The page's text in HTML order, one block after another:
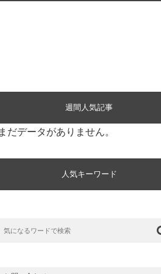
週間人気記事
まだデータがありません。
人気キーワード